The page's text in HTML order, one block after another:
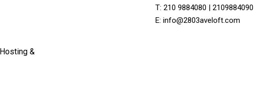
Υποσύνολο:
Τ: 210 9884080 | 2109884090
E: info@2803aveloft.com
&